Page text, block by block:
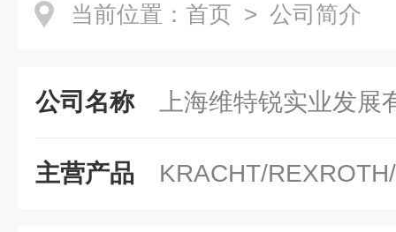
当前位置： 首页 > 公司简介
公司名称 上海维特锐实业发展
主营产品 KRACHT/